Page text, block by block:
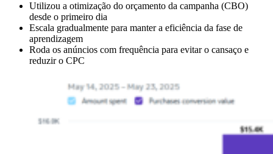
Utilizou a otimização do orçamento da campanha (CBO)
desde o primeiro dia
Escala gradualmente para manter a eficiência da fase de
aprendizagem
Roda os anúncios com frequência para evitar o cansaço e
reduzir o CPC